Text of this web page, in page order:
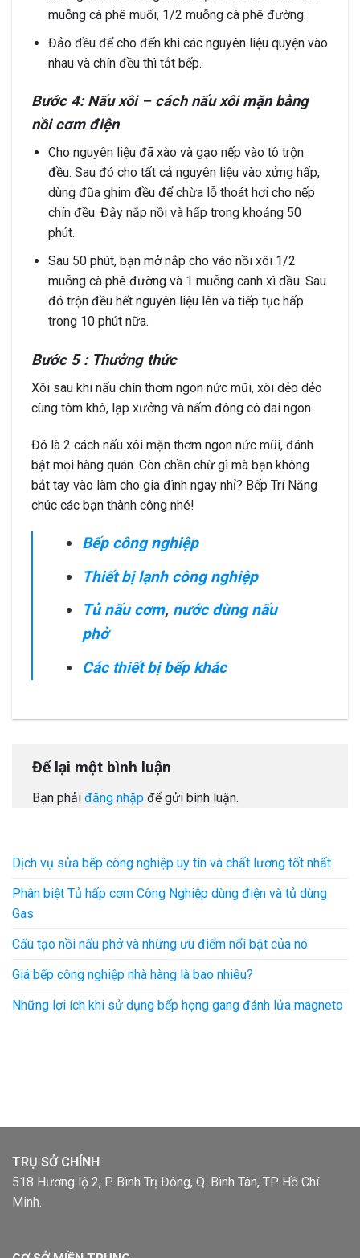
muỗng cà phê muối, 1/2 muỗng cà phê đường.
Đảo đều để cho đến khi các nguyên liệu quyện vào
nhau và chín đều thì tắt bếp.
Bước 4: Nấu xôi – cách nấu xôi mặn bằng
nồi cơm điện
Cho nguyên liệu đã xào và gạo nếp vào tô trộn
đều. Sau đó cho tất cả nguyên liệu vào xửng hấp,
dùng đũa ghim đều để chừa lỗ thoát hơi cho nếp
chín đều. Đậy nắp nồi và hấp trong khoảng 50
phút.
Sau 50 phút, bạn mở nắp cho vào nồi xôi 1/2
muỗng cà phê đường và 1 muỗng canh xì dầu. Sau
đó trộn đều hết nguyên liệu lên và tiếp tục hấp
trong 10 phút nữa.
Bước 5 : Thưởng thức
Xôi sau khi nấu chín thơm ngon nức mũi, xôi dẻo dẻo
cùng tôm khô, lạp xưởng và nấm đông cô dai ngon.
Đó là 2 cách nấu xôi mặn thơm ngon nức mũi, đánh
bật mọi hàng quán. Còn chần chừ gì mà bạn không
bắt tay vào làm cho gia đình ngay nhỉ? Bếp Trí Năng
chúc các bạn thành công nhé!
Bếp công nghiệp
Thiết bị lạnh công nghiệp
Tủ nấu cơm, nước dùng nấu
phở
Các thiết bị bếp khác
Để lại một bình luận
Bạn phải đăng nhập để gửi bình luận.
Dịch vụ sửa bếp công nghiệp uy tín và chất lượng tốt nhất
Phân biệt Tủ hấp cơm Công Nghiệp dùng điện và tủ dùng
Gas
Cấu tạo nồi nấu phở và những ưu điểm nổi bật của nó
Giá bếp công nghiệp nhà hàng là bao nhiêu?
Những lợi ích khi sử dụng bếp họng gang đánh lửa magneto
TRỤ SỞ CHÍNH
518 Hương lộ 2, P. Bình Trị Đông, Q. Bình Tân, TP. Hồ Chí
Minh.